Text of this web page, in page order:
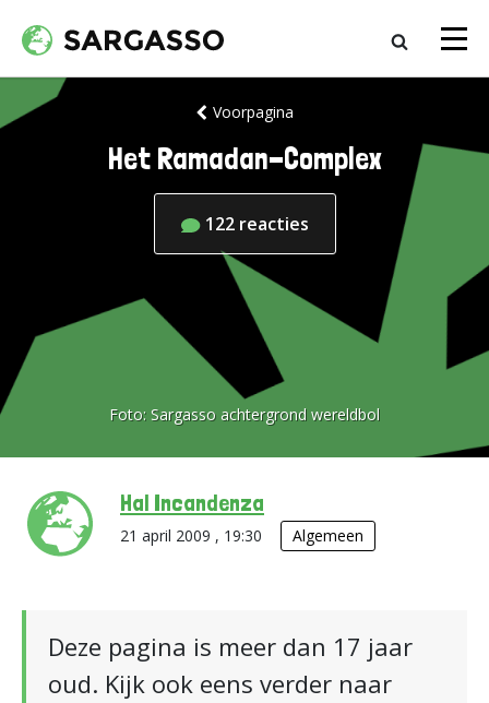
Voorpagina
Het Ramadan-Complex
122 reacties
Foto: Sargasso achtergrond wereldbol
Hal Incandenza
21 april 2009 , 19:30 Algemeen
Deze pagina is meer dan 17 jaar
oud. Kijk ook eens verder naar